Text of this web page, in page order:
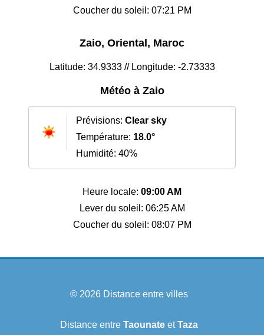
Coucher du soleil: 07:21 PM
Zaio, Oriental, Maroc
Latitude: 34.9333 // Longitude: -2.73333
Météo à Zaio
Prévisions: Clear sky
Température: 18.0°
Humidité: 40%
Heure locale: 09:00 AM
Lever du soleil: 06:25 AM
Coucher du soleil: 08:07 PM
© 2026 Distance entre villes
Distance entre Taounate etTaza